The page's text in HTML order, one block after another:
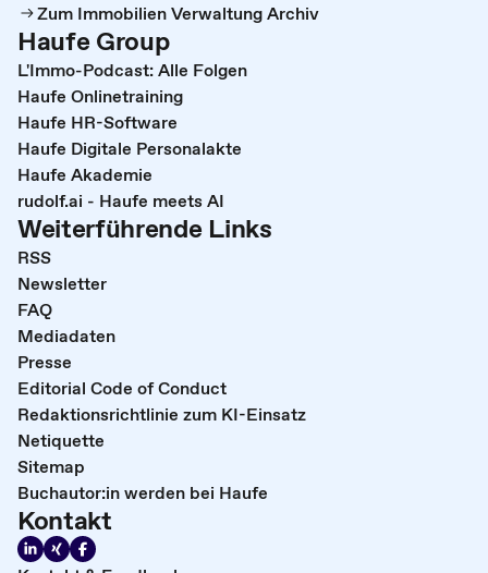
Zum Immobilien Verwaltung Archiv
Haufe Group
L'Immo-Podcast: Alle Folgen
Haufe Onlinetraining
Haufe HR-Software
Haufe Digitale Personalakte
Haufe Akademie
rudolf.ai - Haufe meets AI
Weiterführende Links
RSS
Newsletter
FAQ
Mediadaten
Presse
Editorial Code of Conduct
Redaktionsrichtlinie zum KI-Einsatz
Netiquette
Sitemap
Buchautor:in werden bei Haufe
Kontakt